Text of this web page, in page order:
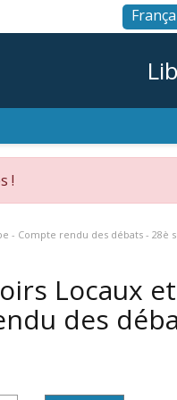
!
Compte rendu des débats - 28è
Locaux et
des